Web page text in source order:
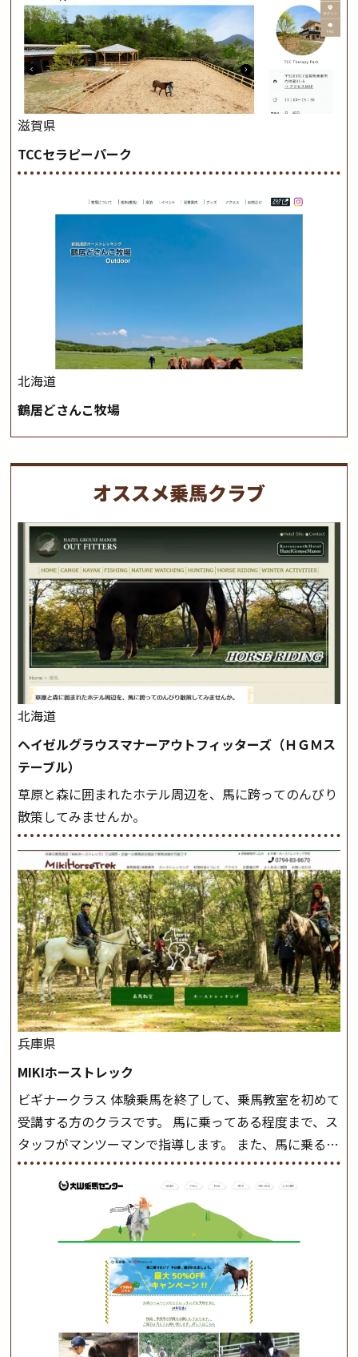
滋賀県
TCCセラピーパーク
北海道
鶴居どさんこ牧場
オススメ乗馬クラブ
北海道
ヘイゼルグラウスマナーアウトフィッターズ（ＨＧＭス
テーブル）
草原と森に囲まれたホテル周辺を、馬に跨ってのんびり
散策してみませんか。
兵庫県
MIKIホーストレック
ビギナークラス 体験乗馬を終了して、乗馬教室を初めて
受講する方のクラスです。 馬に乗ってある程度まで、ス
タッフがマンツーマンで指導します。 また、馬に乗るだ
けでなく、馬の手入れや馬装（鞍などを装着する） も
このクラスで把握し、「馬に触れること」にも慣れてい
きましょう。 スタートクラス ビギナークラスで単独で
軽速歩(けいはやあし)ができるようになったら スタート
クラスへ。 グループレッスンで馬のスピードを調整し
ながら 軽速歩・正反撞(せいはんどう)を学びます。 安定
した手綱操作と軽速歩・正反撞ができるようになれば
駈歩(かけあし)練習に入ります。 ホップクラス スタート
クラスで常歩(なみあし)や 速歩、駈歩の初歩をマスター